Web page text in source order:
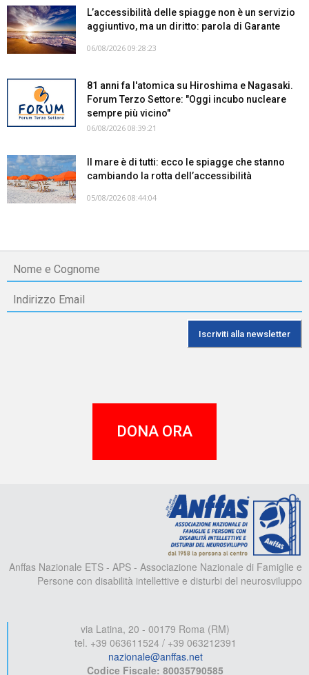
L’accessibilità delle spiagge non è un servizio
aggiuntivo, ma un diritto: parola di Garante
06/08/2026 09:28:23
81 anni fa l'atomica su Hiroshima e Nagasaki.
Forum Terzo Settore: "Oggi incubo nucleare
sempre più vicino"
06/08/2026 08:39:21
Il mare è di tutti: ecco le spiagge che stanno
cambiando la rotta dell’accessibilità
05/08/2026 08:44:04
DONA ORA
Anffas Nazionale ETS - APS - Associazione Nazionale di Famiglie e
Persone con disabilità intellettive e disturbi del neurosviluppo
via Latina, 20 - 00179 Roma (RM)
tel. +39 063611524 / +39 063212391
nazionale@anffas.net
Codice Fiscale: 80035790585